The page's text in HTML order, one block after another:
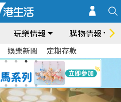
玩樂情報 購物情報
娛樂新聞 定期存款